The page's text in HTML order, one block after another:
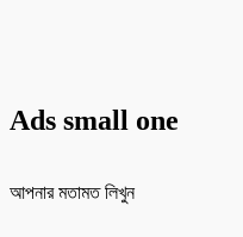
Ads small one
আপনার মতামত লিখুন